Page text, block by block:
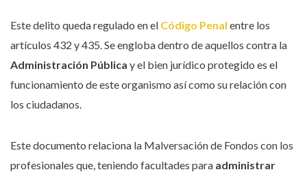
Este delito queda regulado en el Código Penal entre los
artículos 432 y 435. Se engloba dentro de aquellos contra la
Administración Pública y el bien jurídico protegido es el
funcionamiento de este organismo así como su relación con
los ciudadanos.
Este documento relaciona la Malversación de Fondos con los
profesionales que, teniendo facultades para administrar